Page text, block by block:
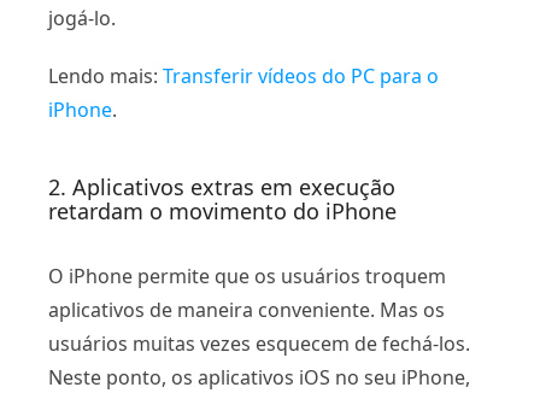
jogá-lo.
Lendo mais: Transferir vídeos do PC para o
iPhone.
2. Aplicativos extras em execução
retardam o movimento do iPhone
O iPhone permite que os usuários troquem
aplicativos de maneira conveniente. Mas os
usuários muitas vezes esquecem de fechá-los.
Neste ponto, os aplicativos iOS no seu iPhone,